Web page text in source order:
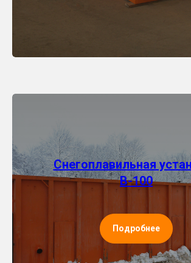
Снегоплавильная
В-100
Подробнее